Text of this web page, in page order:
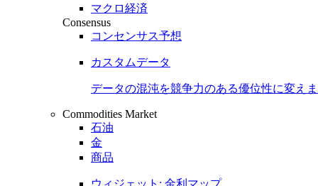
マクロ経済
Consensus
コンセンサス予想
カスタムデータ
データの混沌を競争力のある優位性に変え
Commodities Market
石油
金
商品
ウィジェット: 金利マップ